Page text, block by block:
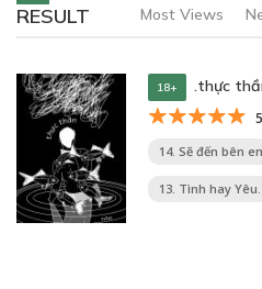
RESULT
Most Views
18+ .thực
5
14. Sẽ đến bên
13. Tình hay Yêu.